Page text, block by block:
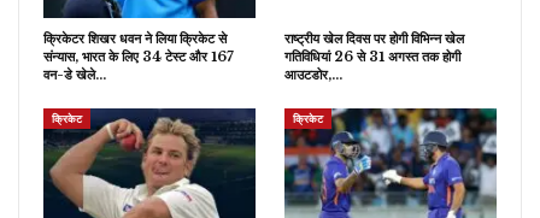
क्रिकेटर शिखर धवन ने लिया क्रिकेट से
संन्यास, भारत के लिए 34 टेस्ट और 167
वन-डे खेले…
राष्ट्रीय खेल दिवस पर होगी विभिन्न खेल
गतिविधियां 26 से 31 अगस्त तक होगी
आउटडोर,…
क्रिकेट क्रिकेट